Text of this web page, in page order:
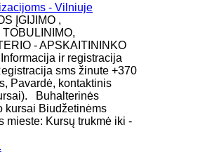
ĮGIJIMO ,
- APSKAITININKO
ir registracija
sms žinute +370
Pavardė, kontaktinis
Buhalterinės
kursai Biudžetinėms
mieste: Kursų trukmė iki -